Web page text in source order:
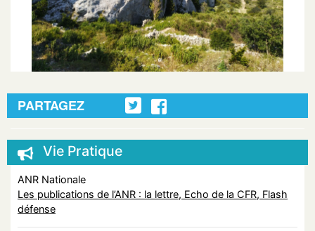
PARTAGEZ
Vie Pratique
ANR Nationale
Les publications de l’ANR : la lettre, Echo de la CFR, Flash
défense